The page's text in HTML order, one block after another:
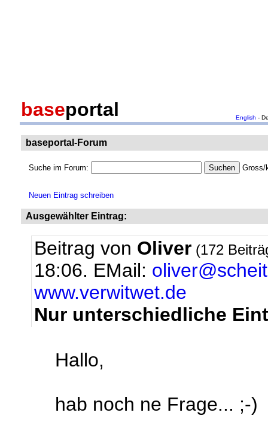
baseportal English -
baseportal-Forum
Suche im Forum: Gross/
Neuen Eintrag schreiben
Ausgewählter Eintrag:
Beitrag von Oliver (172
18:06. EMail:
www.verwitwet.de
Nur unterschiedliche
Hallo,
hab noch ne Frage... ;-)